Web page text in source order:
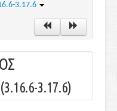
3.17.6
3.17.6)